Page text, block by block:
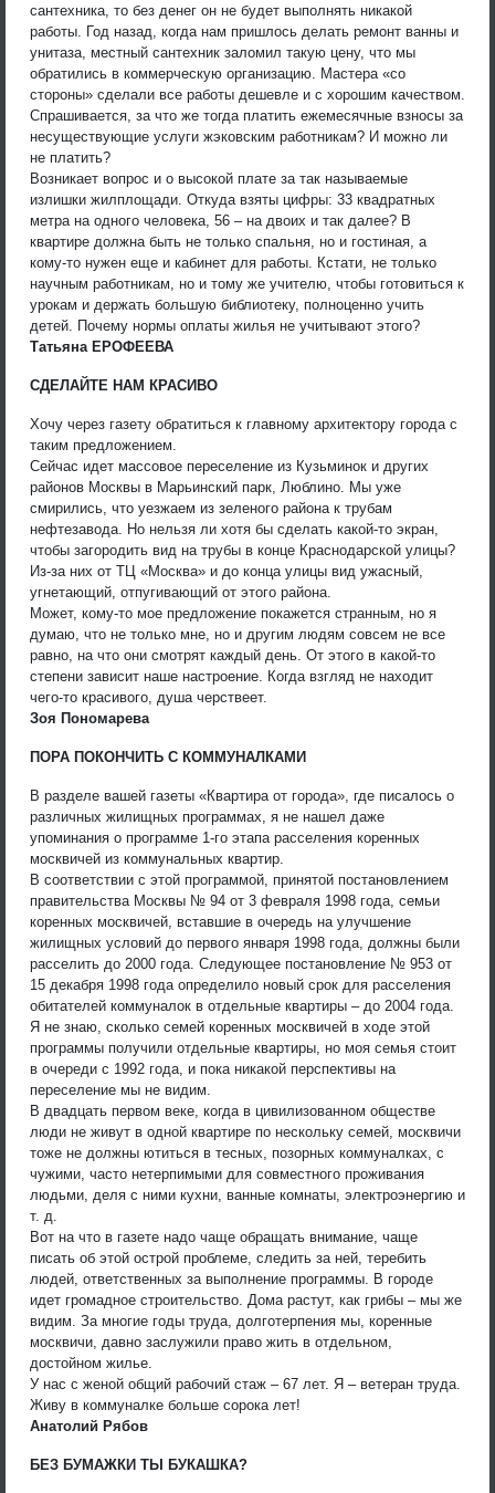
сантехника, то без денег он не будет выполнять никакой
работы. Год назад, когда нам пришлось делать ремонт ванны и
унитаза, местный сантехник заломил такую цену, что мы
обратились в коммерческую организацию. Мастера «со
стороны» сделали все работы дешевле и с хорошим качеством.
Спрашивается, за что же тогда платить ежемесячные взносы за
несуществующие услуги жэковским работникам? И можно ли
не платить?
Возникает вопрос и о высокой плате за так называемые
излишки жилплощади. Откуда взяты цифры: 33 квадратных
метра на одного человека, 56 – на двоих и так далее? В
квартире должна быть не только спальня, но и гостиная, а
кому-то нужен еще и кабинет для работы. Кстати, не только
научным работникам, но и тому же учителю, чтобы готовиться к
урокам и держать большую библиотеку, полноценно учить
детей. Почему нормы оплаты жилья не учитывают этого?
Татьяна ЕРОФЕЕВА
СДЕЛАЙТЕ НАМ КРАСИВО
Хочу через газету обратиться к главному архитектору города с
таким предложением.
Сейчас идет массовое переселение из Кузьминок и других
районов Москвы в Марьинский парк, Люблино. Мы уже
смирились, что уезжаем из зеленого района к трубам
нефтезавода. Но нельзя ли хотя бы сделать какой-то экран,
чтобы загородить вид на трубы в конце Краснодарской улицы?
Из-за них от ТЦ «Москва» и до конца улицы вид ужасный,
угнетающий, отпугивающий от этого района.
Может, кому-то мое предложение покажется странным, но я
думаю, что не только мне, но и другим людям совсем не все
равно, на что они смотрят каждый день. От этого в какой-то
степени зависит наше настроение. Когда взгляд не находит
чего-то красивого, душа черствеет.
Зоя Пономарева
ПОРА ПОКОНЧИТЬ С КОММУНАЛКАМИ
В разделе вашей газеты «Квартира от города», где писалось о
различных жилищных программах, я не нашел даже
упоминания о программе 1-го этапа расселения коренных
москвичей из коммунальных квартир.
В соответствии с этой программой, принятой постановлением
правительства Москвы № 94 от 3 февраля 1998 года, семьи
коренных москвичей, вставшие в очередь на улучшение
жилищных условий до первого января 1998 года, должны были
расселить до 2000 года. Следующее постановление № 953 от
15 декабря 1998 года определило новый срок для расселения
обитателей коммуналок в отдельные квартиры – до 2004 года.
Я не знаю, сколько семей коренных москвичей в ходе этой
программы получили отдельные квартиры, но моя семья стоит
в очереди с 1992 года, и пока никакой перспективы на
переселение мы не видим.
В двадцать первом веке, когда в цивилизованном обществе
люди не живут в одной квартире по нескольку семей, москвичи
тоже не должны ютиться в тесных, позорных коммуналках, с
чужими, часто нетерпимыми для совместного проживания
людьми, деля с ними кухни, ванные комнаты, электроэнергию и
т. д.
Вот на что в газете надо чаще обращать внимание, чаще
писать об этой острой проблеме, следить за ней, теребить
людей, ответственных за выполнение программы. В городе
идет громадное строительство. Дома растут, как грибы – мы же
видим. За многие годы труда, долготерпения мы, коренные
москвичи, давно заслужили право жить в отдельном,
достойном жилье.
У нас с женой общий рабочий стаж – 67 лет. Я – ветеран труда.
Живу в коммуналке больше сорока лет!
Анатолий Рябов
БЕЗ БУМАЖКИ ТЫ БУКАШКА?